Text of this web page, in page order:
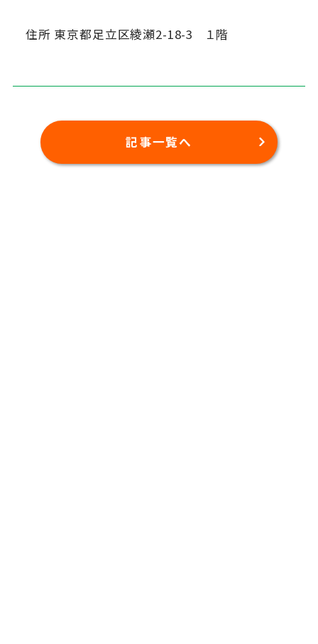
住所 東京都足立区綾瀬2-18-3 １階
記事一覧へ